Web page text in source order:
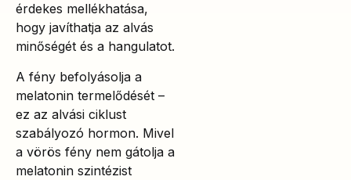
érdekes mellékhatása,
hogy javíthatja az alvás
minőségét és a hangulatot.
A fény befolyásolja a
melatonin termelődését –
ez az alvási ciklust
szabályozó hormon. Mivel
a vörös fény nem gátolja a
melatonin szintézist